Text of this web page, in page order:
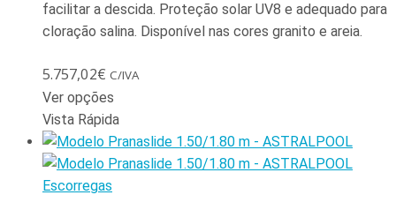
facilitar a descida. Proteção solar UV8 e adequado para
cloração salina. Disponível nas cores granito e areia.
5.757,02€ C/IVA
Ver opções
Vista Rápida
Escorregas